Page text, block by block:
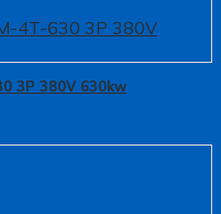
3P 380V 630kw